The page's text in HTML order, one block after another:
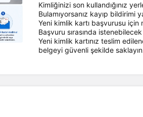
Kimliğinizi son kullandığınız
Bulamıyorsanız kayıp bildirimi
Yeni kimlik kartı başvurusu
Başvuru sırasında
Yeni kimlik kartınız teslim
belgeyi güvenli şekilde